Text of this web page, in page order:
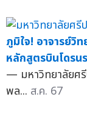
ภูมิใจ! อาจารย์วิ
หลักสูตรบินโดร
— มหาวิทยาลัยศ
พล... ส.ค. 67